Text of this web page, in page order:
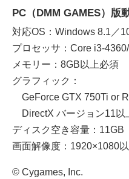
PC（DMM GAMES）版
対応OS：Windows 8.1／
プロセッサ：Core i3-
メモリー：8GB以上必須
グラフィック：
GeForce GTX 750Ti or
DirectX バージョン11以
ディスク空き容量：11GB
画面解像度：1920×1080
© Cygames, Inc.